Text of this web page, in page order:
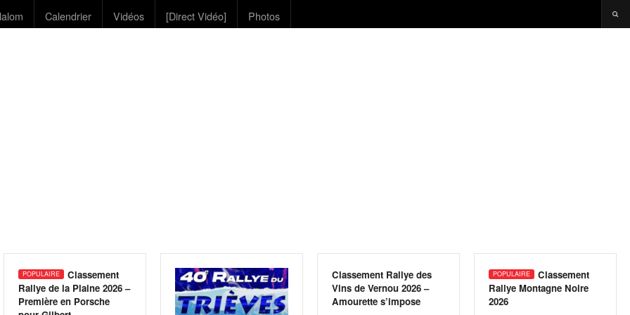
Calendrier Vidéos [Direct Vidéo] Photos
Classement
Rallye de la Plaine 2026 –
Première en Porsche
Classement Rallye des
Vins de Vernou 2026 –
Amourette s’impose
Classement
Rallye Montagne Noire
2026